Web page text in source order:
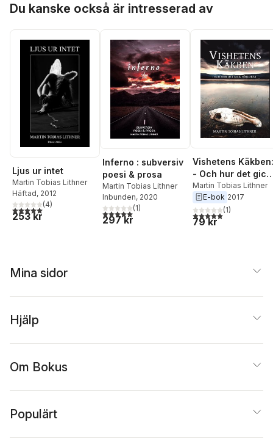
Du kanske också är intresserad av
Ljus ur intet
Martin Tobias Lithner
Häftad, 2012
5,0utav 5 stjärnor. Totalt antal röster:
(4)
253 kr
Inferno : subversiv
poesi & prosa
Martin Tobias Lithner
Inbunden, 2020
5,0utav 5 stjärnor. Totalt antal röster:
(1)
297 kr
Vishetens Käkben:
- Och hur det gick
förlorat
Martin Tobias Lithner
E-bok 2017
5,0utav 5 stjärnor.
(1)
79 kr
Mina sidor
Hjälp
Om Bokus
Populärt